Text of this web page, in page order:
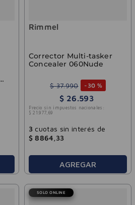
Rimmel
Corrector Multi-tasker
Concealer 060Nude
$ 37.990 - 30 %
$ 26.593
Precio sin impuestos nacionales:
$ 21 .977, 69
3 cuotas sin interés de
$ 8864,33
AGREGAR
SOLO ONLINE